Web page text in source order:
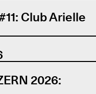
Club Arielle
2026: